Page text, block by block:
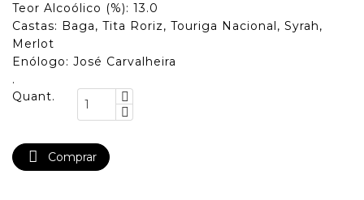
Teor Alcoólico (%): 13.0
Castas: Baga, Tita Roriz, Touriga Nacional, Syrah,
Merlot
Enólogo: José Carvalheira
.
Quant.
 Comprar